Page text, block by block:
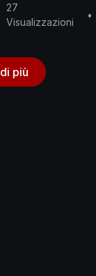
27
Visualizzazioni
•
più